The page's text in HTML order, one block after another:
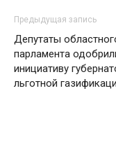
Предыдущая запись
Депутаты
парламента
инициативу
льготной